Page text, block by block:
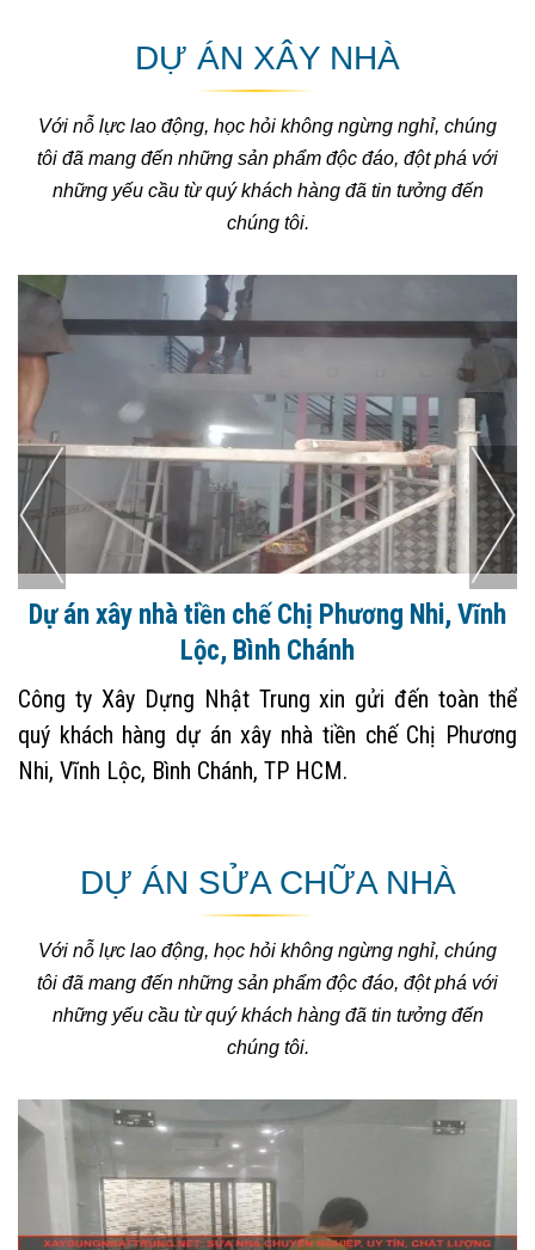
DỰ ÁN XÂY NHÀ
Với nỗ lực lao động, học hỏi không ngừng nghỉ, chúng
tôi đã mang đến những sản phẩm độc đáo, đột phá với
những yếu cầu từ quý khách hàng đã tin tưởng đến
chúng tôi.
Dự án xây nhà tiền chế Chị Phương Nhi, Vĩnh
Lộc, Bình Chánh
Công ty Xây Dựng Nhật Trung xin gửi đến toàn thể
quý khách hàng dự án xây nhà tiền chế Chị Phương
Nhi, Vĩnh Lộc, Bình Chánh, TP HCM.
DỰ ÁN SỬA CHỮA NHÀ
Với nỗ lực lao động, học hỏi không ngừng nghỉ, chúng
tôi đã mang đến những sản phẩm độc đáo, đột phá với
những yếu cầu từ quý khách hàng đã tin tưởng đến
chúng tôi.